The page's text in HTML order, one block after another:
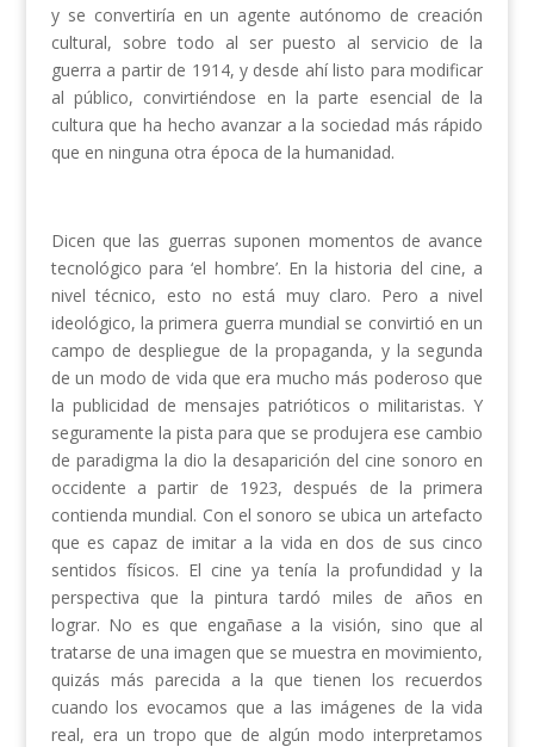
y se convertiría en un agente autónomo de creación
cultural, sobre todo al ser puesto al servicio de la
guerra a partir de 1914, y desde ahí listo para modificar
al público, convirtiéndose en la parte esencial de la
cultura que ha hecho avanzar a la sociedad más rápido
que en ninguna otra época de la humanidad.
Dicen que las guerras suponen momentos de avance
tecnológico para ‘el hombre’. En la historia del cine, a
nivel técnico, esto no está muy claro. Pero a nivel
ideológico, la primera guerra mundial se convirtió en un
campo de despliegue de la propaganda, y la segunda
de un modo de vida que era mucho más poderoso que
la publicidad de mensajes patrióticos o militaristas. Y
seguramente la pista para que se produjera ese cambio
de paradigma la dio la desaparición del cine sonoro en
occidente a partir de 1923, después de la primera
contienda mundial. Con el sonoro se ubica un artefacto
que es capaz de imitar a la vida en dos de sus cinco
sentidos físicos. El cine ya tenía la profundidad y la
perspectiva que la pintura tardó miles de años en
lograr. No es que engañase a la visión, sino que al
tratarse de una imagen que se muestra en movimiento,
quizás más parecida a la que tienen los recuerdos
cuando los evocamos que a las imágenes de la vida
real, era un tropo que de algún modo interpretamos